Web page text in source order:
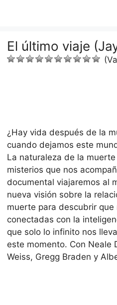
El último viaje
¿Hay vida después de la
cuando dejamos este
La naturaleza de la
misterios que nos
documental viajaremos al
nueva visión sobre la
muerte para descubrir
conectadas con la
que solo lo infinito nos
este momento. Con Neale
Weiss, Gregg Braden y